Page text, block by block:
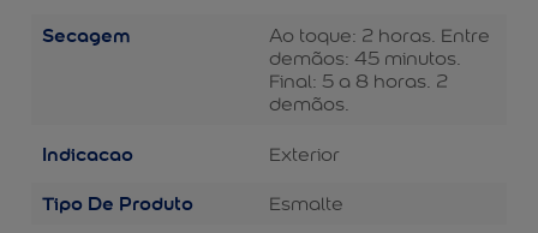
Secagem
Ao toque: 2 horas. Entre
demãos: 45 minutos.
Final: 5 a 8 horas. 2
demãos.
Indicacao Exterior
Tipo De Produto Esmalte